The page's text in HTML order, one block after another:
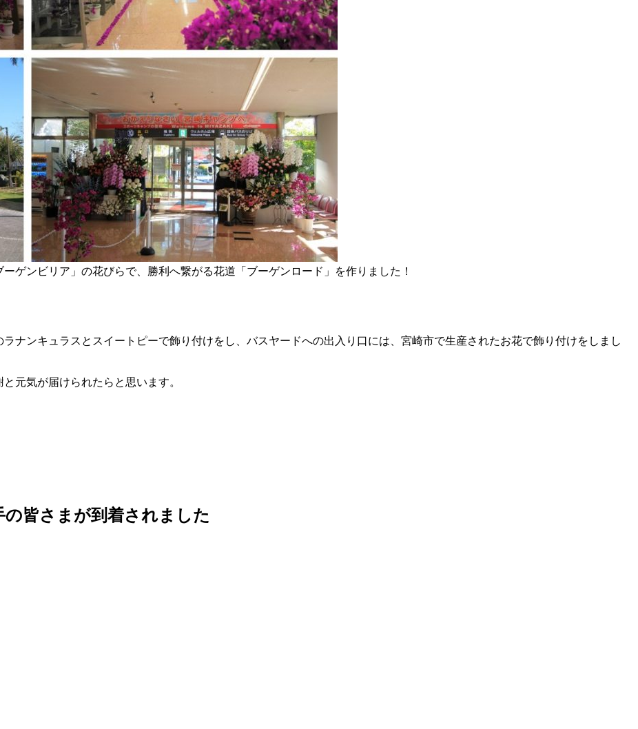
ゲンビリア」の花びらで、勝利へ繋がる花道「ブーゲンロード」を作りました！
ナンキュラスとスイートピーで飾り付けをし、バスヤードへの出入り口には、宮崎市で生産されたお花で飾り付けをしまし
元気が届けられたらと思います。
の皆さまが到着されました